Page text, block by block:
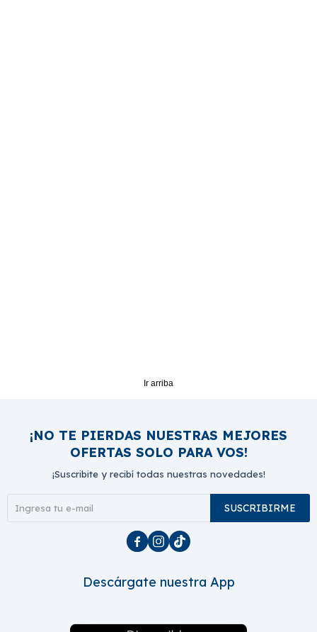
Ir arriba
¡NO TE PIERDAS NUESTRAS MEJORES
OFERTAS SOLO PARA VOS!
¡Suscribite y recibí todas nuestras novedades!
SUSCRIBIRME
  
Descárgate nuestra App